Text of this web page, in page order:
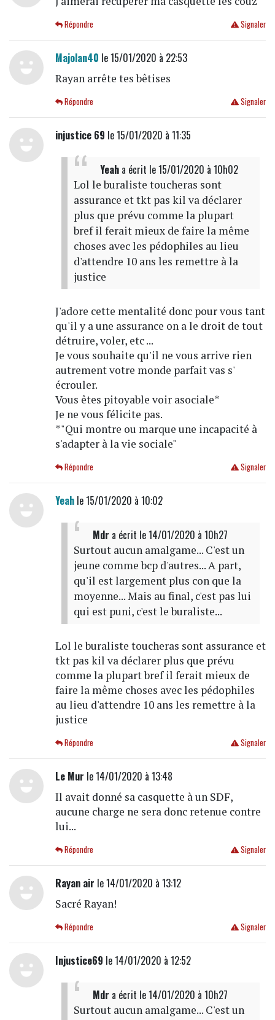
Signaler
Répondre
Majolan40 le 15/01/2020 à 22:53
Rayan arrête tes bêtises
Signaler
Répondre
injustice 69 le 15/01/2020 à 11:35
Yeaha écrit le 15/01/2020 à 10h02
Lol le buraliste toucheras sont
assurance et tkt pas kil va déclarer
plus que prévu comme la plupart
bref il ferait mieux de faire la même
choses avec les pédophiles au lieu
d'attendre 10 ans les remettre à la
justice
J'adore cette mentalité donc pour vous tant
qu'il y a une assurance on a le droit de tout
détruire, voler, etc ...
Je vous souhaite qu'il ne vous arrive rien
autrement votre monde parfait vas s'
écrouler.
Vous êtes pitoyable voir asociale*
Je ne vous félicite pas.
*"Qui montre ou marque une incapacité à
s'adapter à la vie sociale"
Signaler
Répondre
Yeahle 15/01/2020 à 10:02
Mdr a écrit le 14/01/2020 à 10h27
Surtout aucun amalgame... C'est un
jeune comme bcp d'autres... A part,
qu'il est largement plus con que la
moyenne... Mais au final, c'est pas lui
qui est puni, c'est le buraliste...
Lol le buraliste toucheras sont assurance et
tkt pas kil va déclarer plus que prévu
comme la plupart bref il ferait mieux de
faire la même choses avec les pédophiles
au lieu d'attendre 10 ans les remettre à la
justice
Signaler
Répondre
Le Mur le 14/01/2020 à 13:48
Il avait donné sa casquette à un SDF,
aucune charge ne sera donc retenue contre
lui...
Signaler
Répondre
Rayan air le 14/01/2020 à 13:12
Sacré Rayan!
Signaler
Répondre
Injustice69 le 14/01/2020 à 12:52
Mdr a écrit le 14/01/2020 à 10h27
Surtout aucun amalgame... C'est un